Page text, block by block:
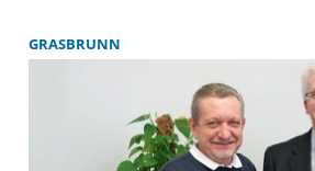
GRASBRUNN